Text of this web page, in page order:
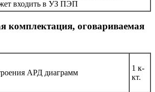
входить в УЗ ПЭП
комплектация, оговариваемая
АРД диаграмм
1 к-
кт.